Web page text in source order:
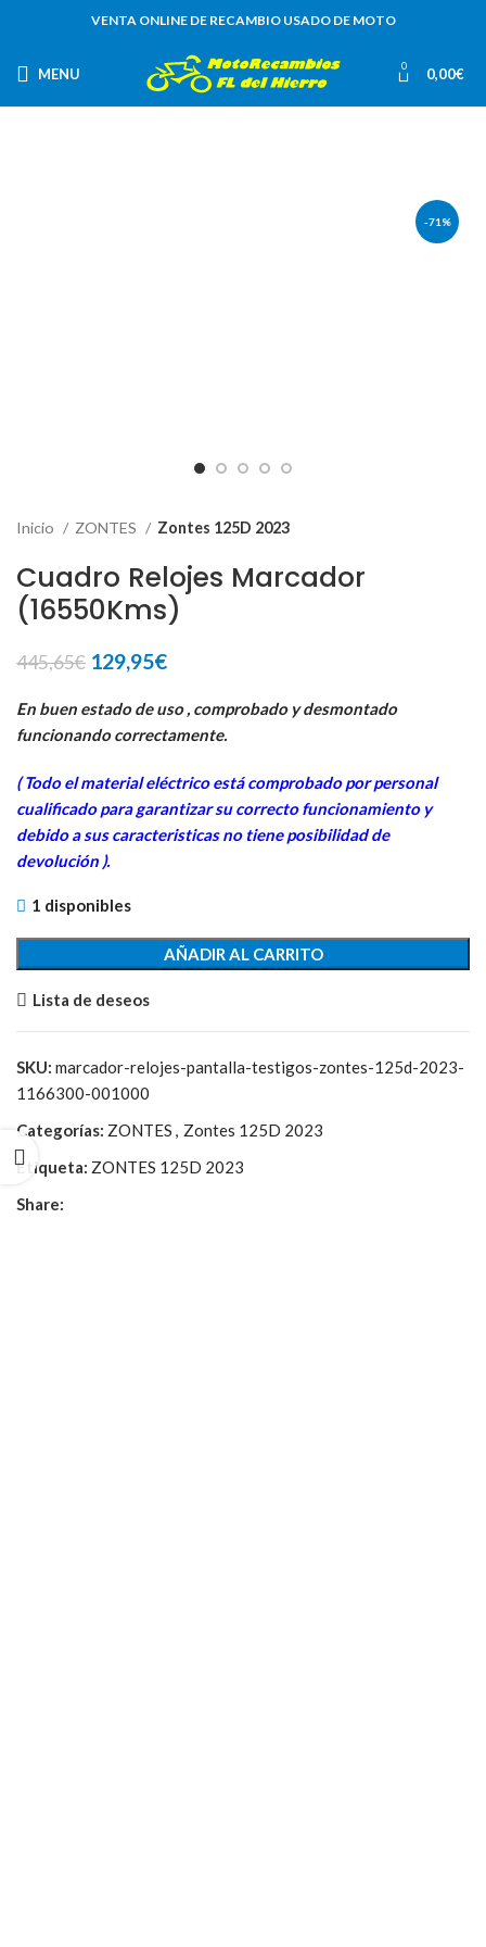
VENTA ONLINE DE RECAMBIO USADO DE MOTO
MENU 0 0,00€
-71%
Inicio ZONTES Zontes 125D 2023
Cuadro Relojes Marcador
(16550Kms)
445,65€ El
original
era:
129,95€El
actual
es:
En buen estado de uso , comprobado y desmontado
funcionando correctamente.
( Todo el material eléctrico está comprobado por personal
cualificado para garantizar su correcto funcionamiento y
debido a sus caracteristicas no tiene posibilidad de
devolución ).
1 disponibles
AÑADIR AL CARRITO
Lista de deseos
SKU: marcador-relojes-pantalla-testigos-zontes-125d-2023-
1166300-001000
Categorías: ZONTES , Zontes 125D 2023
Etiqueta: ZONTES 125D 2023
Share: